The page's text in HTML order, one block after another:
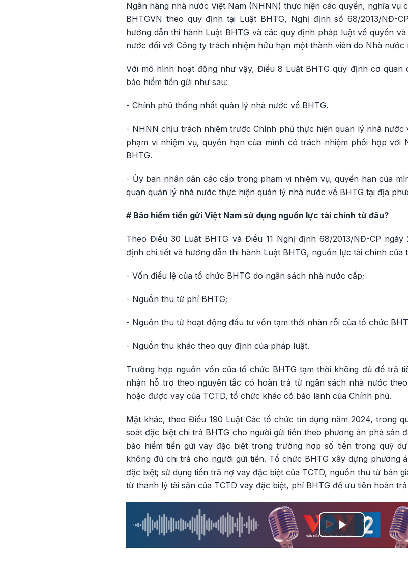
Ngân hàng nhà nước Việt Nam (NHNN) thực hiện các quyền, nghĩa vụ
BHTGVN theo quy định tại Luật BHTG, Nghị định số 68/2013/NĐ-
hướng dẫn thi hành Luật BHTG và các quy định pháp luật về quyền
nước đối với Công ty trách nhiệm hữu hạn một thành viên do Nhà nước
Với mô hình hoạt động như vậy, Điều 8 Luật BHTG quy định cơ
bảo hiểm tiền gửi như sau:
- Chính phủ thống nhất quản lý nhà nước về BHTG.
- NHNN chịu trách nhiệm trước Chính phủ thực hiện quản lý nhà nước
phạm vi nhiệm vụ, quyền hạn của mình có trách nhiệm phối hợp
BHTG.
- Ủy ban nhân dân các cấp trong phạm vi nhiệm vụ, quyền hạn của
quan quản lý nhà nước thực hiện quản lý nhà nước về BHTG tại địa
# Bảo hiểm tiền gửi Việt Nam sử dụng nguồn lực tài chính từ đâu?
Theo Điều 30 Luật BHTG và Điều 11 Nghị định 68/2013/NĐ-CP
định chi tiết và hướng dẫn thi hành Luật BHTG, nguồn lực tài chính
- Vốn điều lệ của tổ chức BHTG do ngân sách nhà nước cấp;
- Nguồn thu từ phí BHTG;
- Nguồn thu từ hoạt động đầu tư vốn tạm thời nhàn rỗi của tổ chức
- Nguồn thu khác theo quy định của pháp luật.
Trường hợp nguồn vốn của tổ chức BHTG tạm thời không đủ để trả
nhận hỗ trợ theo nguyên tắc có hoàn trả từ ngân sách nhà nước
hoặc được vay của TCTD, tổ chức khác có bảo lãnh của Chính phủ.
Mặt khác, theo Điều 190 Luật Các tổ chức tín dụng năm 2024, trong
soát đặc biệt chi trả BHTG cho người gửi tiền theo phương án phá sản
bảo hiểm tiền gửi vay đặc biệt trong trường hợp số tiền trong quỹ
không đủ chi trả cho người gửi tiền. Tổ chức BHTG xây dựng phương
đặc biệt; sử dụng tiền trả nợ vay đặc biệt của TCTD, nguồn thu từ bán
từ thanh lý tài sản của TCTD vay đặc biệt, phí BHTG để ưu tiên hoàn
Play